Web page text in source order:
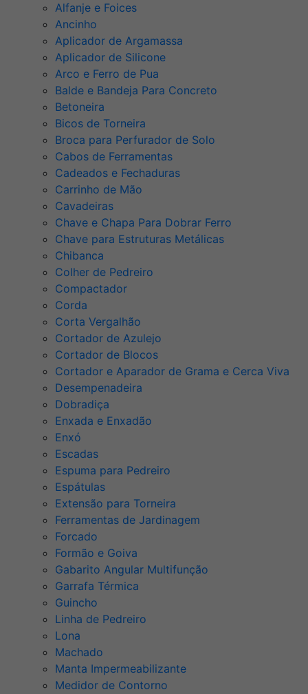
Alfanje e Foices
Ancinho
Aplicador de Argamassa
Aplicador de Silicone
Arco e Ferro de Pua
Balde e Bandeja Para Concreto
Betoneira
Bicos de Torneira
Broca para Perfurador de Solo
Cabos de Ferramentas
Cadeados e Fechaduras
Carrinho de Mão
Cavadeiras
Chave e Chapa Para Dobrar Ferro
Chave para Estruturas Metálicas
Chibanca
Colher de Pedreiro
Compactador
Corda
Corta Vergalhão
Cortador de Azulejo
Cortador de Blocos
Cortador e Aparador de Grama e Cerca Viva
Desempenadeira
Dobradiça
Enxada e Enxadão
Enxó
Escadas
Espuma para Pedreiro
Espátulas
Extensão para Torneira
Ferramentas de Jardinagem
Forcado
Formão e Goiva
Gabarito Angular Multifunção
Garrafa Térmica
Guincho
Linha de Pedreiro
Lona
Machado
Manta Impermeabilizante
Medidor de Contorno